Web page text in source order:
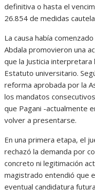
definitiva o hasta el
26.854 de medidas
La causa había
Abdala promovieron una
que la Justicia
Estatuto universitario.
reforma aprobada por la
los mandatos
que Pagani -actualmente
volver a presentarse.
En una primera etapa, el
rechazó la demanda por
concreto ni legitimación
magistrado entendió que
eventual candidatura